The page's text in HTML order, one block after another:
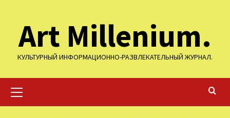
содержимому
Art Millenium.
КУЛЬТУРНЫЙ ИНФОРМАЦИОННО-РАЗВЛЕКАТЕЛЬНЫЙ ЖУРНАЛ.
меню